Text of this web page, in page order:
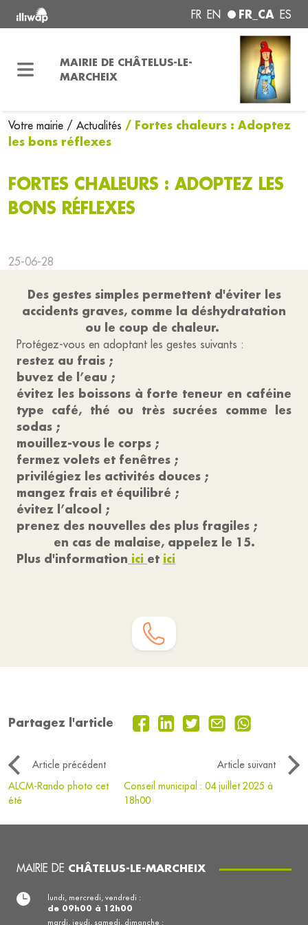
FR EN FR_CA ES
MAIRIE DE CHÂTELUS-LE-
MARCHEIX
Votre mairie / Actualités / Fortes chaleurs : Adoptez
les bons réflexes
FORTES CHALEURS : ADOPTEZ LES
BONS RÉFLEXES
25-06-28
Des gestes simples permettent d'éviter les
accidents graves, comme la déshydratation
ou le coup de chaleur.
Protégez-vous en adoptant les gestes suivants :
restez au frais ;
buvez de l’eau ;
évitez les boissons à forte teneur en caféine
type café, thé ou très sucrées comme les
sodas ;
mouillez-vous le corps ;
fermez volets et fenêtres ;
privilégiez les activités douces ;
mangez frais et équilibré ;
évitez l’alcool ;
prenez des nouvelles des plus fragiles ;
en cas de malaise, appelez le 15.
Plus d'information ici et ici
Partagez l'article
Article précédent
Article suivant
ALCM-Rando photo cet
été
Conseil municipal : 04 juillet 2025 à
18h00
MAIRIE DE CHÂTELUS-LE-MARCHEIX
lundi, mercredi, vendredi :
de 09h00 à 12h00
mardi, jeudi, samedi, dimanche :